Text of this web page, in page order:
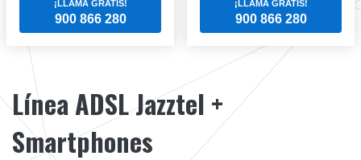
¡LLAMA GRATIS!
900 866 280
¡LLAMA GRATIS!
900 866 280
Línea ADSL Jazztel +
Smartphones